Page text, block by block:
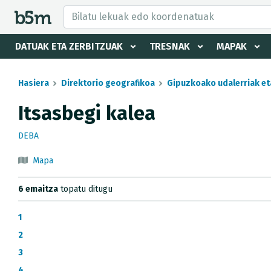
DATUAK ETA ZERBITZUAK TRESNAK MAPAK
eta direktorioa izkutatu
Hasiera Direktorio geografikoa Gipuzkoako udalerriak
Itsasbegi kalea
DEBA
Mapa
6 emaitza topatu ditugu
1
2
3